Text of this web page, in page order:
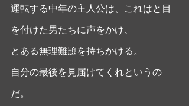
運転する中年の主人公は、これはと目
を付けた男たちに声をかけ、
とある無理難題を持ちかける。
自分の最後を見届けてくれというの
だ。